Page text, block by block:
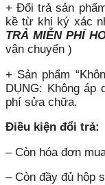
+ Đổi trả sản
kề từ khi ký xác
TRẢ MIỄN PHÍ
vận chuyển )
+ Sản phẩm
DỤNG: Không áp
phí sửa chữa.
Điều kiện đổi trả:
– Còn hóa đơn
– Còn đầy đủ hộp